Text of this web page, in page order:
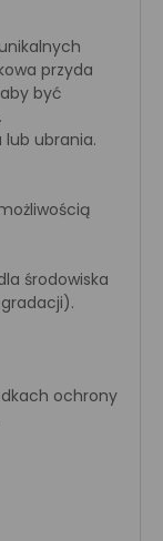
przyda
być
ubrania.
środowiska
ochrony